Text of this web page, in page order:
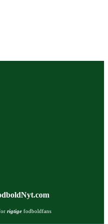
rigtige fodboldfans